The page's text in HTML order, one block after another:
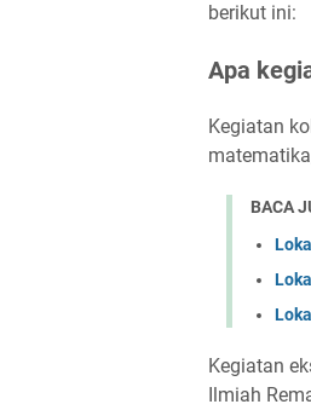
berikut ini:
Apa
Kegiatan
BACA
Kegiatan
Ilmiah